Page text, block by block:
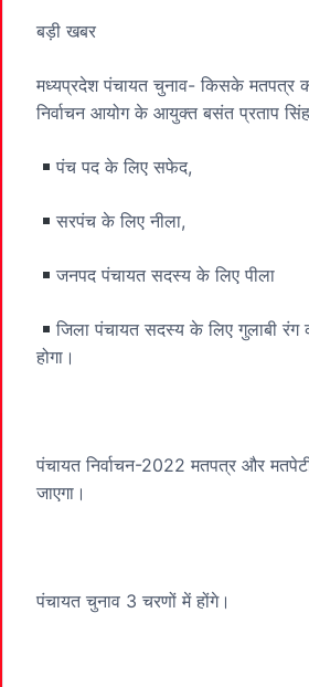
बड़ी खबर
मध्यप्रदेश पंचायत चुनाव- किसके मतपत्र
निर्वाचन आयोग के आयुक्त बसंत प्रताप
पंच पद के लिए सफेद,
सरपंच के लिए नीला,
जनपद पंचायत सदस्य के लिए पीला
जिला पंचायत सदस्य के लिए गुलाबी रंग
होगा।
पंचायत निर्वाचन-2022 मतपत्र और मतपेटी
जाएगा।
पंचायत चुनाव 3 चरणों में होंगे।